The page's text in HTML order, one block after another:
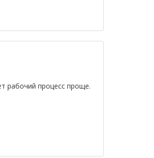
рабочий процесс проще.